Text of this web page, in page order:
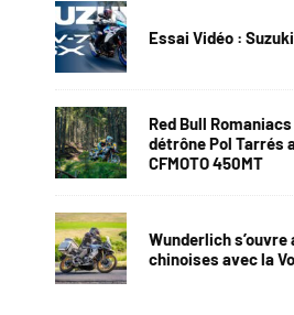
Essai Vidéo :
Red Bull
détrône Pol Tarrés
CFMOTO 450MT
Wunderlich s’ouvre
chinoises avec la